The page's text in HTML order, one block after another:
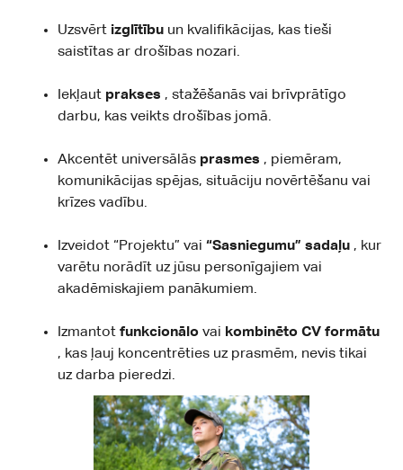
Uzsvērt izglītību un kvalifikācijas, kas tieši
saistītas ar drošības nozari.
Iekļaut prakses , stažēšanās vai brīvprātīgo
darbu, kas veikts drošības jomā.
Akcentēt universālās prasmes , piemēram,
komunikācijas spējas, situāciju novērtēšanu vai
krīzes vadību.
Izveidot “Projektu” vai “Sasniegumu” sadaļu , kur
varētu norādīt uz jūsu personīgajiem vai
akadēmiskajiem panākumiem.
Izmantot funkcionālo vai kombinēto CV formātu
, kas ļauj koncentrēties uz prasmēm, nevis tikai
uz darba pieredzi.